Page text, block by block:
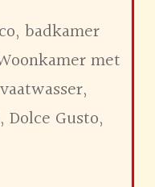
badkamer
met
Gusto,